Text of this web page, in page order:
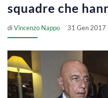
squadre che
diVincenzo Nappo 31 Gen 2017